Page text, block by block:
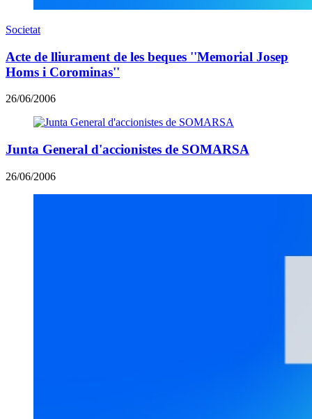
Societat
Acte de lliurament de les beques ''Memorial Josep
Homs i Corominas''
26/06/2006
Junta General d'accionistes de SOMARSA
26/06/2006